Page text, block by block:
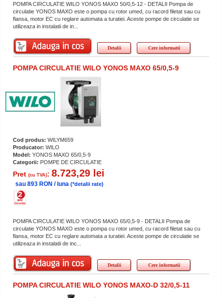
POMPA CIRCULATIE WILO YONOS MAXO 50/0,5-12 - DETALII Pompa de
circulatie YONOS MAXO este o pompa cu rotor umed, cu racord filetat sau cu
flansa, motor EC cu reglare automata a turatiei. Aceste pompe de circulatie se
utilizeaza in instalatii de in...
Detalii Cere informatii
POMPA CIRCULATIE WILO YONOS MAXO 65/0,5-9
Cod produs: WILYM659
Producator: WILO
Model: YONOS MAXO 65/0,5-9
Categorii: POMPE DE CIRCULATIE
Pret (cu TVA): 8.723,29 lei
sau 893 RON / luna (*detalii rate)
POMPA CIRCULATIE WILO YONOS MAXO 65/0,5-9 - DETALII Pompa de
circulatie YONOS MAXO este o pompa cu rotor umed, cu racord filetat sau cu
flansa, motor EC cu reglare automata a turatiei. Aceste pompe de circulatie se
utilizeaza in instalatii de inc...
Detalii Cere informatii
POMPA CIRCULATIE WILO YONOS MAXO-D 32/0,5-11